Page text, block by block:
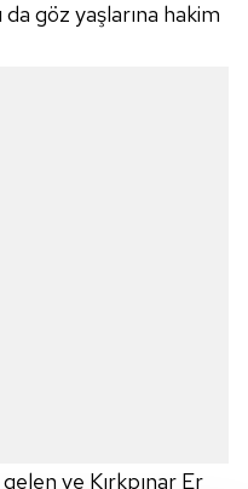
göz yaşlarına hakim
ve Kırkpınar Er